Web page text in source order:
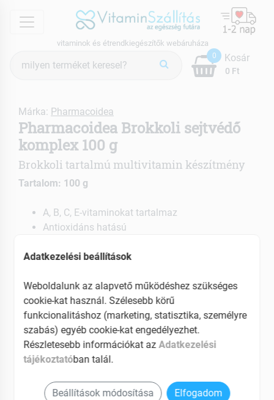
menu
vitaminok és étrendkiegészítők webáruháza
keresés
0
0 Ft
Kosár
Márka: Pharmacoidea
Pharmacoidea Brokkoli sejtvédő
komplex 100 g
Brokkoli tartalmú multivitamin készítmény
Tartalom: 100 g
A, B, C, E-vitaminokat tartalmaz
Antioxidáns hatású
Adatkezelési beállítások
Weboldalunk az alapvető működéshez szükséges
cookie-kat használ. Szélesebb körű
funkcionalitáshoz (marketing, statisztika, személyre
szabás) egyéb cookie-kat engedélyezhet.
Részletesebb információkat azAdatkezelési
tájékoztatóban talál.
Beállítások módosítása Elfogadom